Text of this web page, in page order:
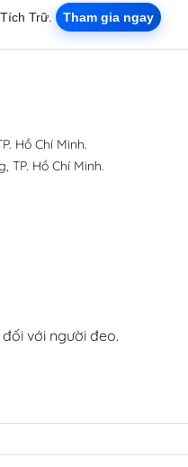
Trữ. Tham gia ngay
Hồ Chí Minh.
TP. Hồ Chí Minh.
với người đeo.